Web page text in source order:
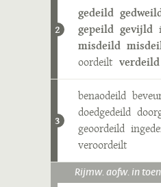
2
gedeild
gepeild gevijld
misdeild
oordeilt verdeild
3
benaodeild
doedgedeild
geoordeild
veroordeilt
Rijmw. aofw. in